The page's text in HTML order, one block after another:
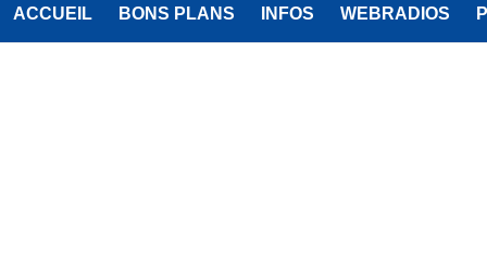
ACCUEIL BONS PLANS INFOS WEBRADIOS